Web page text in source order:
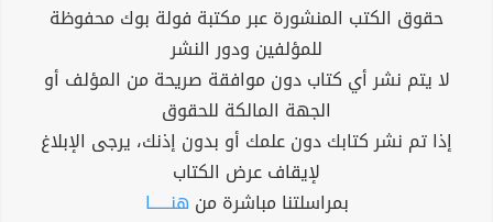
حقوق الكتب المنشورة عبر مكتبة فولة بوك محفوظة
للمؤلفين ودور النشر
لا يتم نشر أي كتاب دون موافقة صريحة من المؤلف أو
الجهة المالكة للحقوق
إذا تم نشر كتابك دون علمك أو بدون إذنك، يرجى الإبلاغ
لإيقاف عرض الكتاب
بمراسلتنا مباشرة من هنــــــا